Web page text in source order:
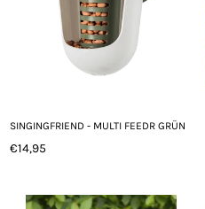
SINGINGFRIEND - MULTI FEEDR GRÜN
Normaler
€14,95